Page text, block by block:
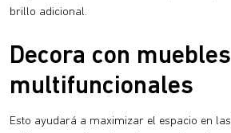
brillo adicional.
Decora con muebles
multifuncionales
Esto ayudará a maximizar el espacio en las